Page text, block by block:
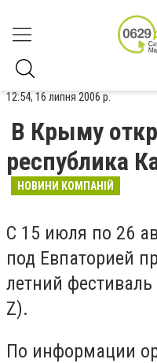
12:54, 16 липня 2006 р.
В Крыму
республика
НОВИНИ КОМПАНІЙ
С 15 июля по 26
под Евпаторией
летний
Z).
По информации